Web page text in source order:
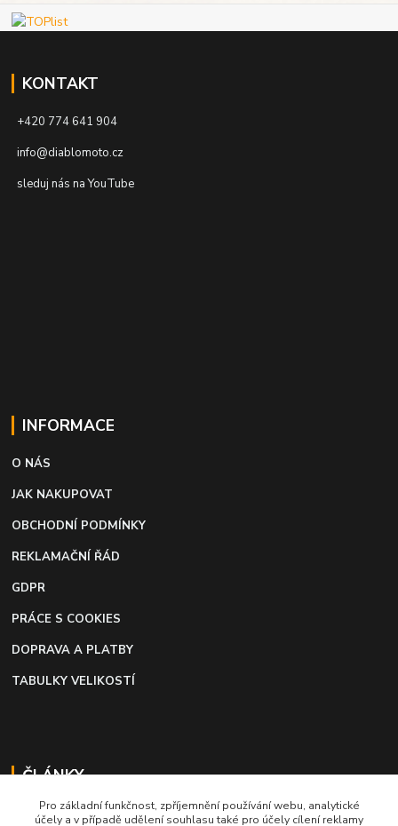
KONTAKT
+420 774 641 904
info@diablomoto.cz
sleduj nás na YouTube
INFORMACE
O NÁS
JAK NAKUPOVAT
OBCHODNÍ PODMÍNKY
REKLAMAČNÍ ŘÁD
GDPR
PRÁCE S COOKIES
DOPRAVA A PLATBY
TABULKY VELIKOSTÍ
ČLÁNKY
Profi lepidlo na boty a kůži
Pro základní funkčnost, zpříjemnění používání webu, analytické
účely a v případě udělení souhlasu také pro účely cílení reklamy